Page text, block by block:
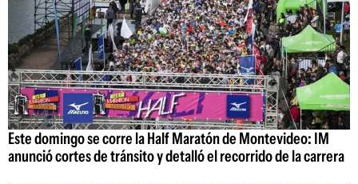
Este domingo se corre la Half Maratón de Montevideo: IM
anunció cortes de tránsito y detalló el recorrido de la carrera